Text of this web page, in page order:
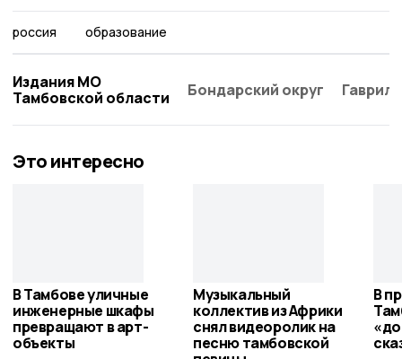
россия образование
Издания МО
Тамбовской области
Бондарский округ
Это интересно
В Тамбове уличные
инженерные шкафы
превращают в арт-
объекты
Музыкальный
коллектив из Африки
снял видеоролик на
песню тамбовской
В